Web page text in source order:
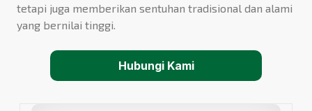
tetapi juga memberikan sentuhan tradisional dan alami
yang bernilai tinggi.
Hubungi Kami